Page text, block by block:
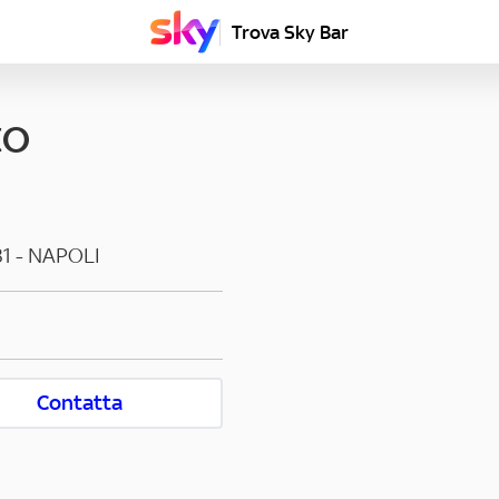
Trova Sky Bar
- NAPOLI
Contatta